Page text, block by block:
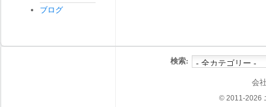
ブログ
検索:
会
© 2011-2026